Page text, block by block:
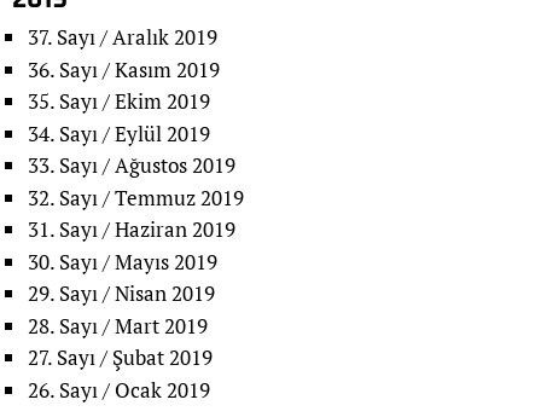
37. Sayı / Aralık 2019
36. Sayı / Kasım 2019
35. Sayı / Ekim 2019
34. Sayı / Eylül 2019
33. Sayı / Ağustos 2019
32. Sayı / Temmuz 2019
31. Sayı / Haziran 2019
30. Sayı / Mayıs 2019
29. Sayı / Nisan 2019
28. Sayı / Mart 2019
27. Sayı / Şubat 2019
26. Sayı / Ocak 2019